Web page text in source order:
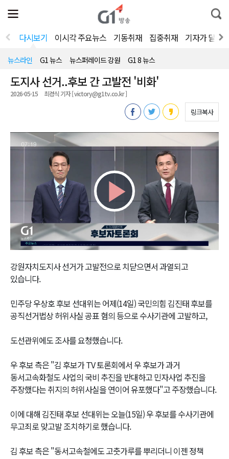
전
체
뉴
열
통
합
색
다시보기 이시각 주요뉴스 기동취재 집중취재 기자가 달려
뉴스라인 G1 뉴스 뉴스퍼레이드 강원 G1 8 뉴스
도지사 선거..후보 간 고발전 '비화'
2026-05-15 최경식 기자 [ victory@g1tv.co.kr ]
링크복사
Play
Video
강원자치도지사 선거가 고발전으로 치닫으면서 과열되고
있습니다.
민주당 우상호 후보 선대위는 어제(14일) 국민의힘 김진태 후보를
공직선거법상 허위사실 공표 혐의 등으로 수사기관에 고발하고,
도선관위에도 조사를 요청했습니다.
우 후보 측은 "김 후보가 TV 토론회에서 우 후보가 과거
동서고속화철도 사업의 국비 추진을 반대하고 민자사업 추진을
주장했다는 취지의 허위사실을 연이어 유포했다"고 주장했습니다.
이에 대해 김진태 후보 선대위는 오늘(15일) 우 후보를 수사기관에
무고죄로 맞고발 조치하기로 했습니다.
김 후보 측은 "동서고속철에도 고춧가루를 뿌리더니 이젠 정책